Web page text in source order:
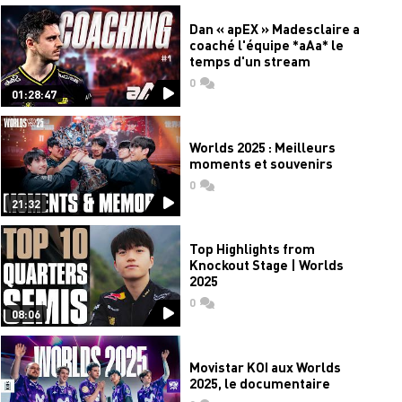
01:28:47
Dan « apEX » Madesclaire a
coaché l'équipe *aAa* le
temps d'un stream
0commentaires
21:32
Worlds 2025 : Meilleurs
moments et souvenirs
0commentaires
08:06
Top Highlights from
Knockout Stage | Worlds
2025
0commentaires
Movistar KOI aux Worlds
2025, le documentaire